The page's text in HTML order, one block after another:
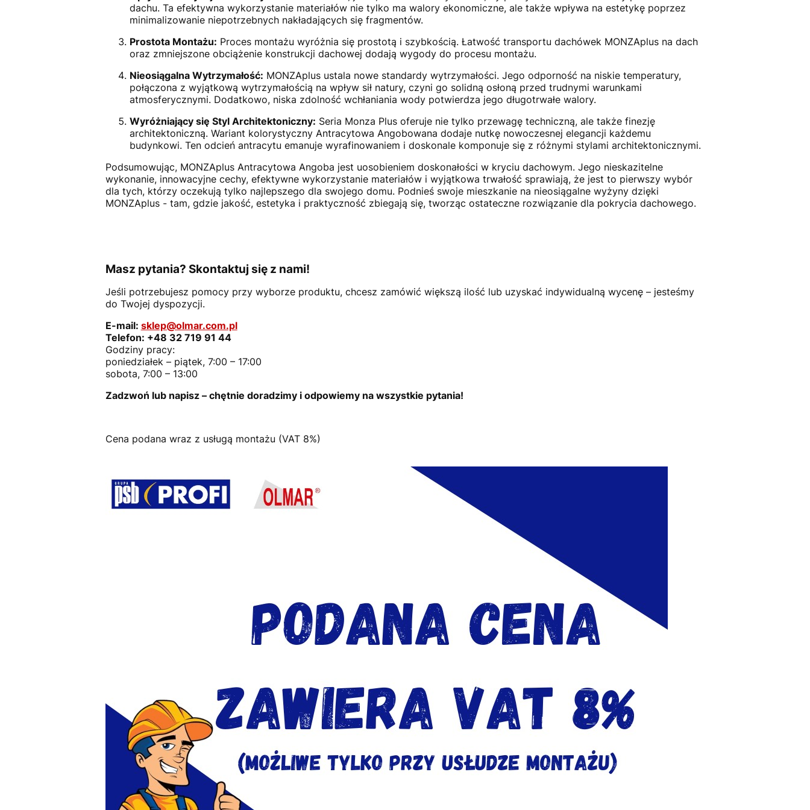
dachu. Ta efektywna wykorzystanie materiałów nie tylko ma walory ekonomiczne, ale także wpływa na estetykę poprzez
minimalizowanie niepotrzebnych nakładających się fragmentów.
Prostota Montażu: Proces montażu wyróżnia się prostotą i szybkością. Łatwość transportu dachówek MONZAplus na dach
oraz zmniejszone obciążenie konstrukcji dachowej dodają wygody do procesu montażu.
Nieosiągalna Wytrzymałość: MONZAplus ustala nowe standardy wytrzymałości. Jego odporność na niskie temperatury,
połączona z wyjątkową wytrzymałością na wpływ sił natury, czyni go solidną osłoną przed trudnymi warunkami
atmosferycznymi. Dodatkowo, niska zdolność wchłaniania wody potwierdza jego długotrwałe walory.
Wyróżniający się Styl Architektoniczny: Seria Monza Plus oferuje nie tylko przewagę techniczną, ale także finezję
architektoniczną. Wariant kolorystyczny Antracytowa Angobowana dodaje nutkę nowoczesnej elegancji każdemu
budynkowi. Ten odcień antracytu emanuje wyrafinowaniem i doskonale komponuje się z różnymi stylami architektonicznymi.
Podsumowując, MONZAplus Antracytowa Angoba jest uosobieniem doskonałości w kryciu dachowym. Jego nieskazitelne
wykonanie, innowacyjne cechy, efektywne wykorzystanie materiałów i wyjątkowa trwałość sprawiają, że jest to pierwszy wybór
dla tych, którzy oczekują tylko najlepszego dla swojego domu. Podnieś swoje mieszkanie na nieosiągalne wyżyny dzięki
MONZAplus - tam, gdzie jakość, estetyka i praktyczność zbiegają się, tworząc ostateczne rozwiązanie dla pokrycia dachowego.
Masz pytania? Skontaktuj się z nami!
Jeśli potrzebujesz pomocy przy wyborze produktu, chcesz zamówić większą ilość lub uzyskać indywidualną wycenę – jesteśmy
do Twojej dyspozycji.
E-mail: sklep@olmar.com.pl
Telefon: +48 32 719 91 44
Godziny pracy:
poniedziałek – piątek, 7:00 – 17:00
sobota, 7:00 – 13:00
Zadzwoń lub napisz – chętnie doradzimy i odpowiemy na wszystkie pytania!
Cena podana wraz z usługą montażu (VAT 8%)